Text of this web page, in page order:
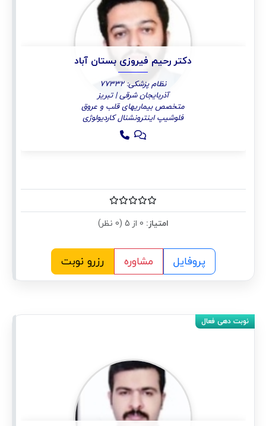
دکتر رحیم فیروزی بستان آباد
نظام پزشکی: 77332
آذربایجان شرقی | تبریز
متخصص بیماریهای قلب و عروق
فلوشیپ اینترونشنال کاردیولوژی
امتیاز:
پروفایل مشاوره رزرو نوبت